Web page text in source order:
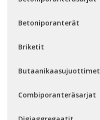
Betoniporanterät
Briketit
Butaanikaasujuottimet
Combiporanteräsarjat